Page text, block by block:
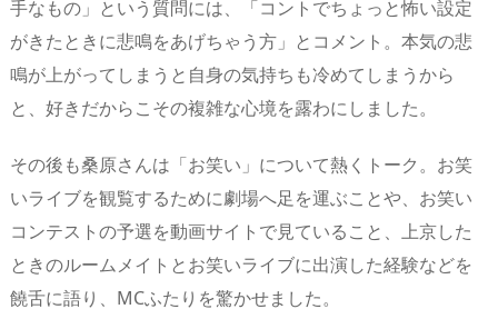
手なもの」という質問には、「コントでちょっと怖い設定
がきたときに悲鳴をあげちゃう方」とコメント。本気の悲
鳴が上がってしまうと自身の気持ちも冷めてしまうから
と、好きだからこその複雑な心境を露わにしました。
その後も桑原さんは「お笑い」について熱くトーク。お笑
いライブを観覧するために劇場へ足を運ぶことや、お笑い
コンテストの予選を動画サイトで見ていること、上京した
ときのルームメイトとお笑いライブに出演した経験などを
饒舌に語り、MCふたりを驚かせました。